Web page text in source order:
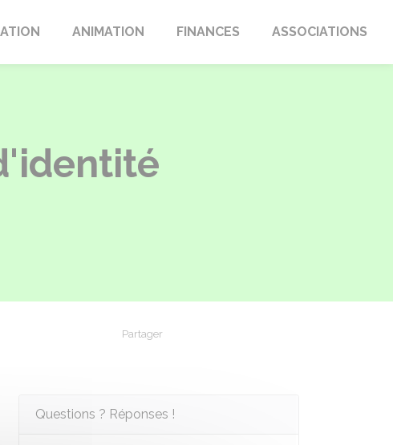
ANIMATION FINANCES ASSOCIATIONS
Partager
Questions ? Réponses !